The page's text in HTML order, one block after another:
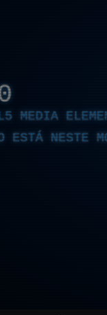
MEDIA
ESTÁ NESTE